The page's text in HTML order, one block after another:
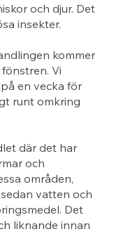
och djur. Det
insekter.
kommer
Vi
en vecka för
runt omkring
där det har
och
områden,
vatten och
Det
liknande innan